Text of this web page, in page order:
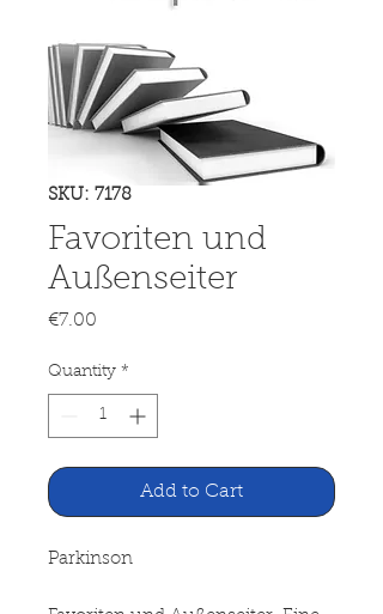
SKU: 7178
Favoriten und
Außenseiter
€7.00
Quantity *
Add to Cart
Parkinson